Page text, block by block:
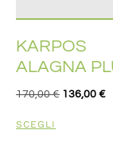
KARPOS
ALAGNA
170,00€ 136,00 €
SCEGLI